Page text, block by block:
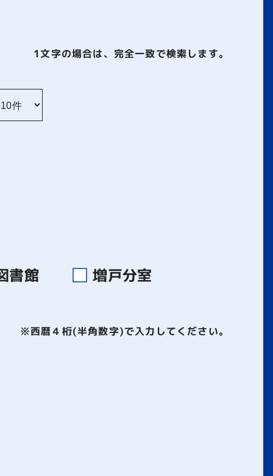
1文字の場合は、完全一致で検索します。
書館 増戸分室
※西暦４桁(半角数字)で入力してください。